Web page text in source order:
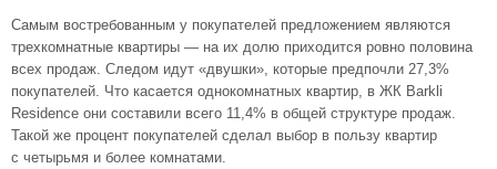
Самым востребованным у покупателей предложением являются
трехкомнатные квартиры — на их долю приходится ровно половина
всех продаж. Следом идут «двушки», которые предпочли 27,3%
покупателей. Что касается однокомнатных квартир, в ЖК Barkli
Residence они составили всего 11,4% в общей структуре продаж.
Такой же процент покупателей сделал выбор в пользу квартир
с четырьмя и более комнатами.